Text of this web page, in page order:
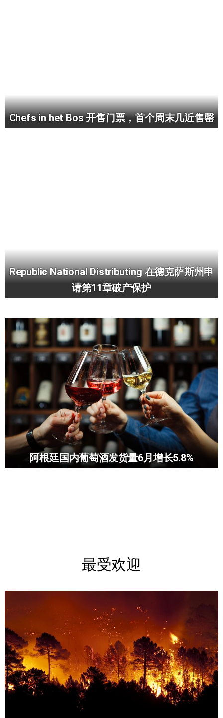
Chefs in het Bos 开售门票，首个周末几近售罄
Republic National Distributing 在德克萨斯州申
请第11章破产保护
阿根廷国内葡萄酒发货量6月增长5.8%
最受欢迎